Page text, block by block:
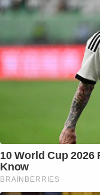
10 World Cup
Know
BRAINBERRIES